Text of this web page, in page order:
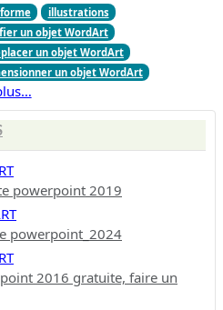
illustrations
un objet WordArt
un objet WordArt
un objet WordArt
powerpoint 2019
powerpoint_2024
2016 gratuite, faire un